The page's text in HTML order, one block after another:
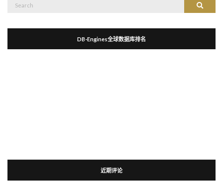
Search
DB-Engines全球数据库排名
近期评论